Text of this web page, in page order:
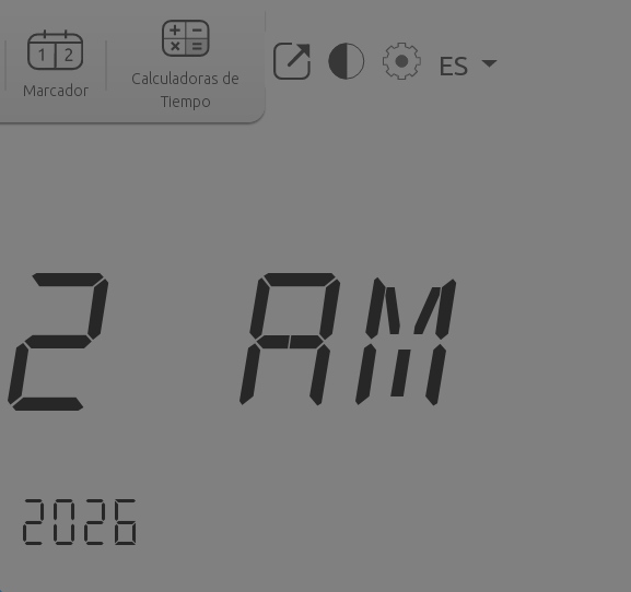
Marcador
Calculadoras de
Tiempo
ES
AM